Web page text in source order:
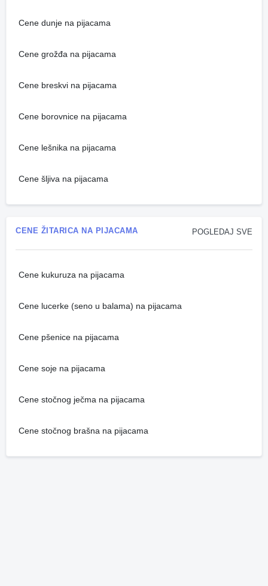
Cene dunje na pijacama
Cene grožđa na pijacama
Cene breskvi na pijacama
Cene borovnice na pijacama
Cene lešnika na pijacama
Cene šljiva na pijacama
POGLEDAJ SVE
CENE ŽITARICA NA PIJACAMA
Cene kukuruza na pijacama
Cene lucerke (seno u balama) na pijacama
Cene pšenice na pijacama
Cene soje na pijacama
Cene stočnog ječma na pijacama
Cene stočnog brašna na pijacama